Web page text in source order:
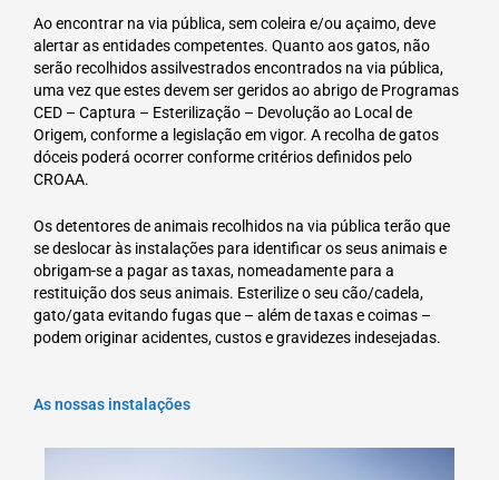
Ao encontrar na via pública, sem coleira e/ou açaimo, deve
alertar as entidades competentes. Quanto aos gatos, não
serão recolhidos assilvestrados encontrados na via pública,
uma vez que estes devem ser geridos ao abrigo de Programas
CED – Captura – Esterilização – Devolução ao Local de
Origem, conforme a legislação em vigor. A recolha de gatos
dóceis poderá ocorrer conforme critérios definidos pelo
CROAA.
Os detentores de animais recolhidos na via pública terão que
se deslocar às instalações para identificar os seus animais e
obrigam-se a pagar as taxas, nomeadamente para a
restituição dos seus animais. Esterilize o seu cão/cadela,
gato/gata evitando fugas que – além de taxas e coimas –
podem originar acidentes, custos e gravidezes indesejadas.
As nossas instalações